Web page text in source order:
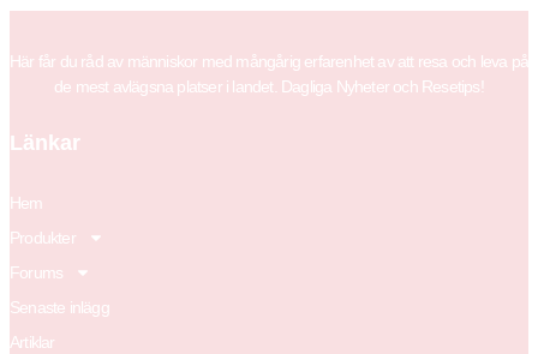
Här får du råd av människor med mångårig erfarenhet av att resa och leva på
de mest avlägsna platser i landet. Dagliga Nyheter och Resetips!
Länkar
Hem
Produkter
Forums
Senaste inlägg
Artiklar